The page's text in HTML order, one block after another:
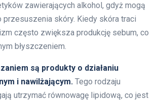
zawierających alkohol, gdyż mogą
przesuszenia skóry. Kiedy skóra traci
często zwiększa produkcję sebum, co
błyszczeniem.
są produkty o działaniu
i nawilżającym. Tego rodzaju
utrzymać równowagę lipidową, co jest